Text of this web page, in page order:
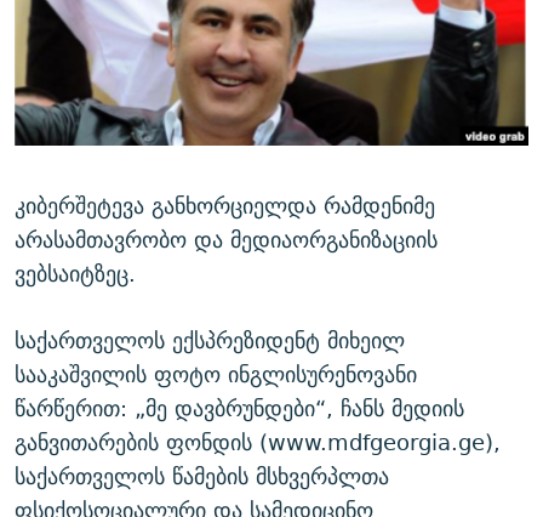
ᲛᲝᲚᲐᲞᲐᲠᲐᲙᲔ ᲢᲔᲥᲡᲢᲔᲑᲘ
ᲨᲘᲜ - ᲣᲪᲮᲝᲔᲗᲨᲘ
ᲚᲘᲢᲔᲠᲐᲢᲣᲠᲣᲚᲘ ᲬᲐᲮᲜᲐᲒᲔᲑᲘ
ᲐᲛᲔᲠᲘᲙᲣᲚᲘ ᲛᲝᲗᲮᲠᲝᲑᲐ
ᲘᲛᲞᲔᲠᲘᲐ ᲓᲐ ᲠᲐᲓᲘᲝ
ᲩᲔᲛᲘ ᲡᲘᲙᲕᲓᲘᲚᲘᲡ ᲛᲘᲖᲔᲖᲘᲐ COVID-19
11 ᲬᲔᲚᲘ - 11 ᲐᲛᲑᲐᲕᲘ
ᲡᲐᲞᲐᲠᲚᲐᲛᲔᲜᲢᲝ ᲐᲠᲩᲔᲕᲜᲔᲑᲘᲡ ᲘᲡᲢᲝᲠᲘᲐ
ᲑᲐᲕᲨᲕᲔᲑᲘ ᲞᲠᲝᲡᲢᲘᲢᲣᲪᲘᲐᲨᲘ - ᲐᲛᲝᲣᲗᲥᲛᲔᲚᲘ ᲐᲛᲑᲐᲕᲘ
5 ᲐᲛᲑᲐᲕᲘ - 20 ᲘᲕᲜᲘᲡᲡ ᲓᲐᲨᲐᲕᲔᲑᲣᲚᲔᲑᲘ
ᲐᲒᲕᲘᲡᲢᲝᲡ ᲝᲛᲘ
ПРИВЕТ ᲙᲣᲚᲢᲣᲠᲐ
ᲒᲐᲛᲝᲘᲬᲔᲠᲔ
რთე/რთ-ის ყველა საიტი
კიბერშეტევა განხორციელდა რამდენიმე
არასამთავრობო და მედიაორგანიზაციის
ვებსაიტზეც.
საქართველოს ექსპრეზიდენტ მიხეილ
სააკაშვილის ფოტო ინგლისურენოვანი
წარწერით: „მე დავბრუნდები“, ჩანს მედიის
განვითარების ფონდის (www.mdfgeorgia.ge),
საქართველოს წამების მსხვერპლთა